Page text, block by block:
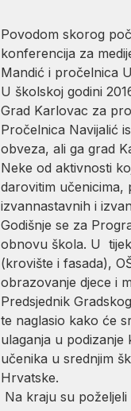
Povodom skorog
konferencija za
Mandić i pročelnica
U školskoj godini
Grad Karlovac za
Pročelnica Navijalić
obveza, ali ga grad
Neke od aktivnosti
darovitim učenicima,
izvannastavnih i
Godišnje se za
obnovu škola. U
(krovište i fasada),
obrazovanje djece i
Predsjednik
te naglasio kako će
ulaganja u
učenika u srednjim
Hrvatske.
Na kraju su